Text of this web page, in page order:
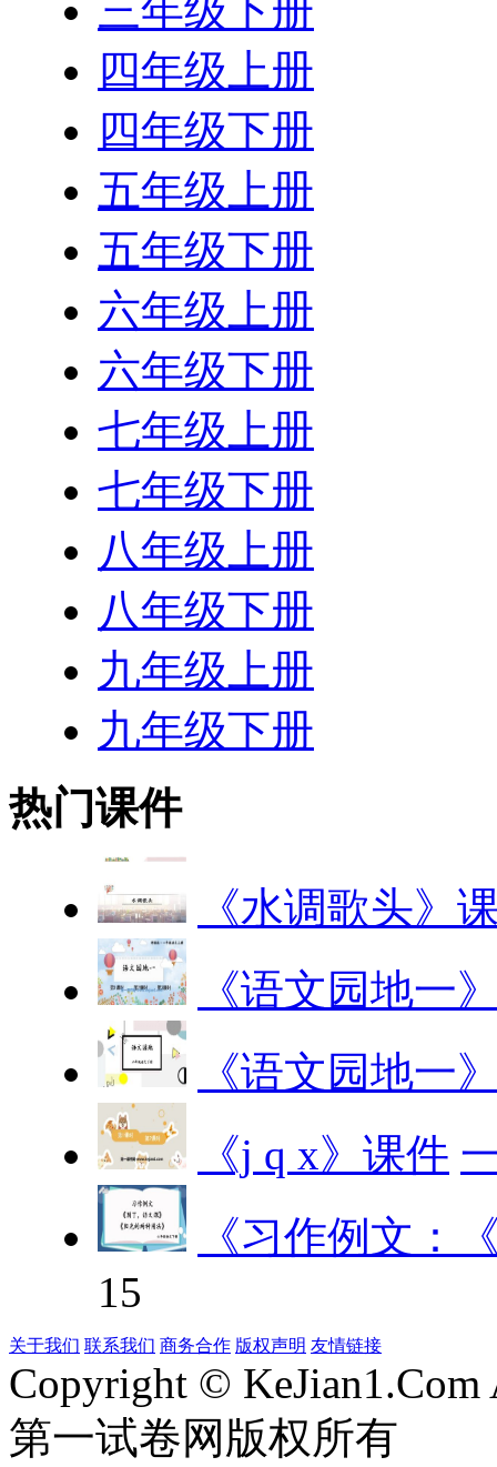
三年级下册
四年级上册
四年级下册
五年级上册
五年级下册
六年级上册
六年级下册
七年级上册
七年级下册
八年级上册
八年级下册
九年级上册
九年级下册
热门课件
《水调歌头》
《语文园地一
《语文园地一
《j q x》课件
《习作例文：
15
关于我们 联系我们 商务合作 版权声明 友情链接
Copyright © KeJian1.Com
第一试卷网版权所有